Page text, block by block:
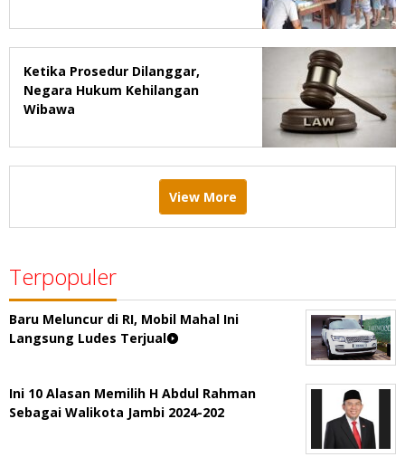
Ketika Prosedur Dilanggar,
Negara Hukum Kehilangan
Wibawa
View More
Terpopuler
Baru Meluncur di RI, Mobil Mahal Ini
Langsung Ludes Terjual
Ini 10 Alasan Memilih H Abdul Rahman
Sebagai Walikota Jambi 2024-202